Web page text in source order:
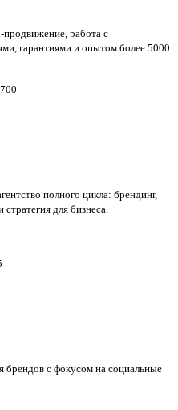
работа с
гарантиями и опытом более 5000
700
полного цикла: брендинг,
для бизнеса.
брендов с фокусом на социальные